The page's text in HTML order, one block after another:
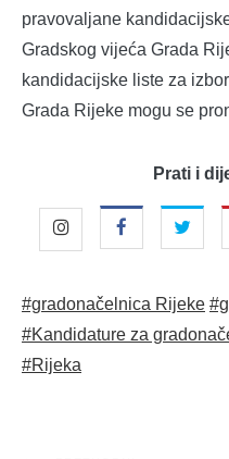
pravovaljane
Gradskog vijeća Grada
kandidacijske liste za
Grada Rijeke mogu se
Prati i
#gradonačelnica Rijeke
#Kandidature za
#Rijeka